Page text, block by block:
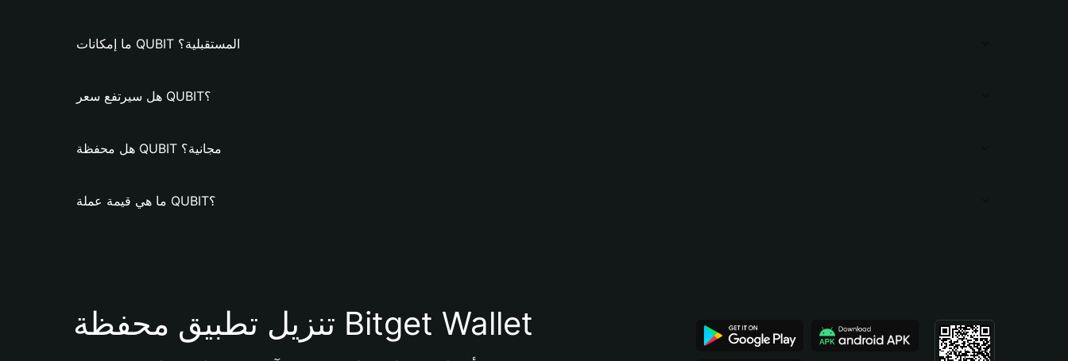
ما إمكانات QUBIT المستقبلية؟
هل سيرتفع سعر QUBIT؟
هل محفظة QUBIT مجانية؟
ما هي قيمة عملة QUBIT؟
تنزيل تطبيق محفظة Bitget Wallet